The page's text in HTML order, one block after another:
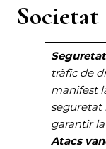
Societat
Seguretat
tràfic de
manifest
seguretat
garantir
Atacs